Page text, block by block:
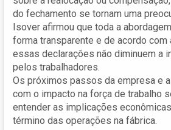
do fechamento se tornam uma
Isover afirmou que toda a
forma transparente e de acordo com
essas declarações não diminuem a
pelos trabalhadores.
Os próximos passos da empresa e
com o impacto na força de trabalho
entender as implicações
término das operações na fábrica.